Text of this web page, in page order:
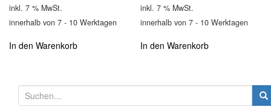
inkl. 7 % MwSt.
innerhalb von 7 - 10 Werktagen
In den Warenkorb
inkl. 7 % MwSt.
innerhalb von 7 - 10 Werktagen
In den Warenkorb
u